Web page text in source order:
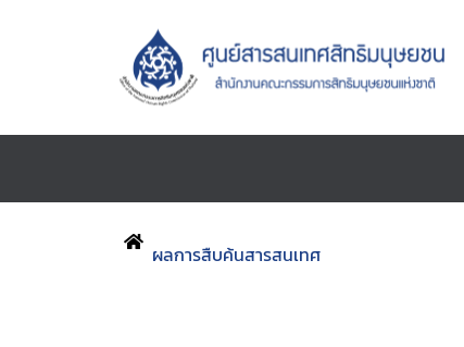
ผลการสืบค้นสารสนเทศ